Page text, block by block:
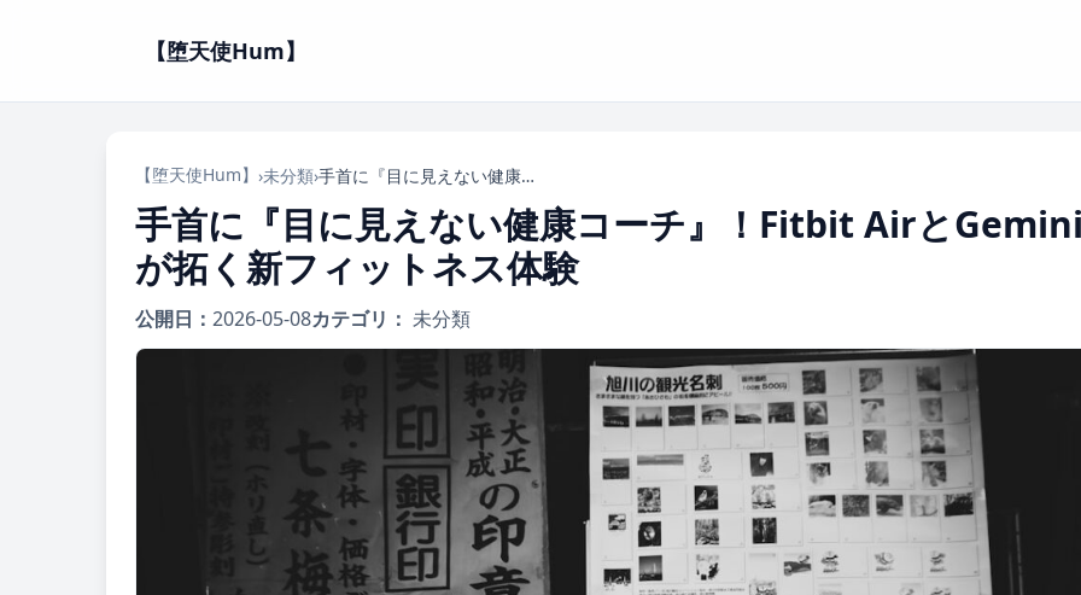
【堕天使Hum】
【堕天使Hum】 ›未分類› 手首に『目に見えない健康コーチ』！Fitbit AirとGeminiが拓く新フィットネス体験
手首に『目に見えない健康コーチ』！Fitbit Airと
が拓く新フィットネス体験
公開日： 2026-05-08カテゴリ： 未分類